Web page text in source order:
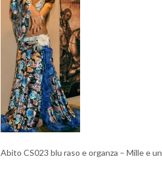
Abito CS023 blu raso e organza – Mille e